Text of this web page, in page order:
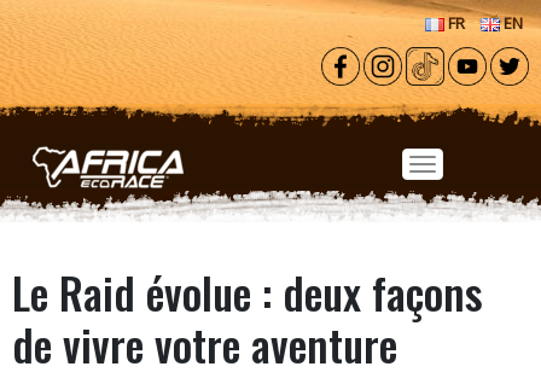
Aller au contenu principal
FR EN
Le Raid évolue : deux façons
de vivre votre aventure